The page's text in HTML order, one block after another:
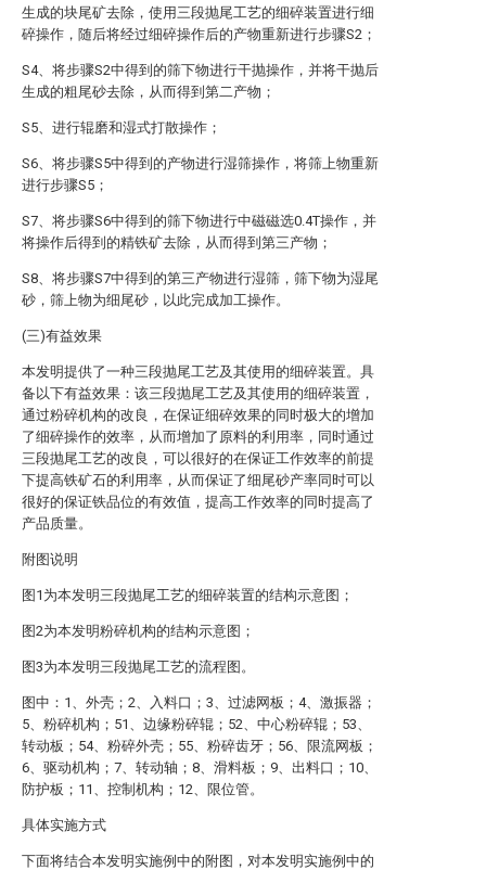
生成的块尾矿去除，使用三段抛尾工艺的细碎装置进行细
碎操作，随后将经过细碎操作后的产物重新进行步骤S2；
S4、将步骤S2中得到的筛下物进行干抛操作，并将干抛后
生成的粗尾砂去除，从而得到第二产物；
S5、进行辊磨和湿式打散操作；
S6、将步骤S5中得到的产物进行湿筛操作，将筛上物重新
进行步骤S5；
S7、将步骤S6中得到的筛下物进行中磁磁选0.4T操作，并
将操作后得到的精铁矿去除，从而得到第三产物；
S8、将步骤S7中得到的第三产物进行湿筛，筛下物为湿尾
砂，筛上物为细尾砂，以此完成加工操作。
(三)有益效果
本发明提供了一种三段抛尾工艺及其使用的细碎装置。具
备以下有益效果：该三段抛尾工艺及其使用的细碎装置，
通过粉碎机构的改良，在保证细碎效果的同时极大的增加
了细碎操作的效率，从而增加了原料的利用率，同时通过
三段抛尾工艺的改良，可以很好的在保证工作效率的前提
下提高铁矿石的利用率，从而保证了细尾砂产率同时可以
很好的保证铁品位的有效值，提高工作效率的同时提高了
产品质量。
附图说明
图1为本发明三段抛尾工艺的细碎装置的结构示意图；
图2为本发明粉碎机构的结构示意图；
图3为本发明三段抛尾工艺的流程图。
图中：1、外壳；2、入料口；3、过滤网板；4、激振器；
5、粉碎机构；51、边缘粉碎辊；52、中心粉碎辊；53、
转动板；54、粉碎外壳；55、粉碎齿牙；56、限流网板；
6、驱动机构；7、转动轴；8、滑料板；9、出料口；10、
防护板；11、控制机构；12、限位管。
具体实施方式
下面将结合本发明实施例中的附图，对本发明实施例中的